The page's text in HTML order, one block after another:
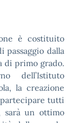
è costituito
passaggio dalla
di primo grado.
dell’Istituto
la creazione
tutti
sarà un ottimo